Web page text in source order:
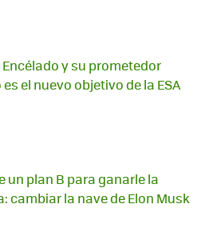
y su prometedor
el nuevo objetivo de la ESA
un plan B para ganarle la
cambiar la nave de Elon Musk